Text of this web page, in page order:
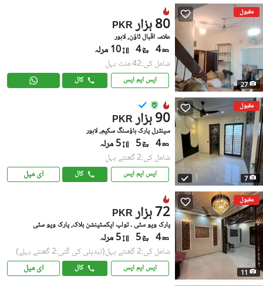
مقبول
27
PKR 80 ہزار
علامہ اقبال ٹاؤن, لاہور
4
4 10 مرلہ
شامل کی:42 منٹ پہل
ایس ایم ایس کال
مقبول
7
PKR 90 ہزار
سینٹرل پارک ہاؤسنگ سکیم, لاہور
4
5 5 مرلہ
شامل کی:2 گھنٹے پہل
ایس ایم ایس کال ای میل
مقبول
11
PKR 72 ہزار
پارک ویو سٹی ۔ تولپ ایکسٹینشن بلاک, پارک ویو سٹی
4
5 5 مرلہ
شامل کی:2 گھنٹے پہل (تبدیلی کی گئی:2 گھنٹے پہلے)
ایس ایم ایس کال ای میل